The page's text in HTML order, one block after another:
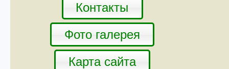
Контакты
Фото галерея
Карта сайта